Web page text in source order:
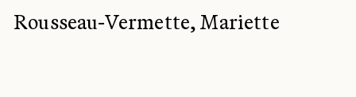
Rousseau-Vermette, Mariette